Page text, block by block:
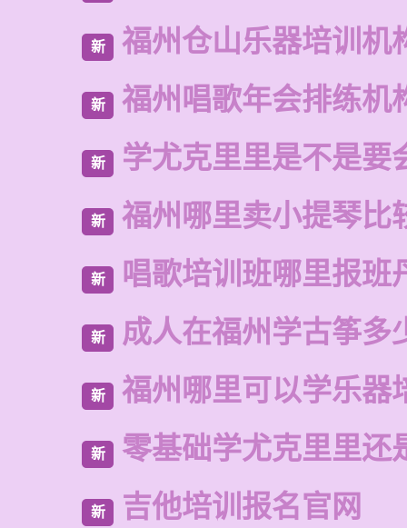
新 福州仓山乐器培训机
新 福州唱歌年会排练机
新 学尤克里里是不是要
新 福州哪里卖小提琴比
新 唱歌培训班哪里报班
新 成人在福州学古筝多
新 福州哪里可以学乐器
新 零基础学尤克里里还
新 吉他培训报名官网